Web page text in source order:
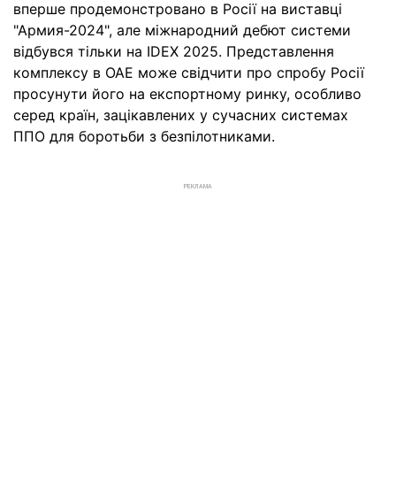
вперше продемонстровано в Росії на виставці
"Армия-2024", але міжнародний дебют системи
відбувся тільки на IDEX 2025. Представлення
комплексу в ОАЕ може свідчити про спробу Росії
просунути його на експортному ринку, особливо
серед країн, зацікавлених у сучасних системах
ППО для боротьби з безпілотниками.
РЕКЛАМА